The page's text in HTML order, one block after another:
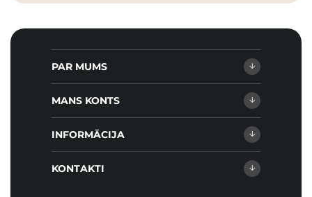
PAR MUMS
MANS KONTS
INFORMĀCIJA
KONTAKTI